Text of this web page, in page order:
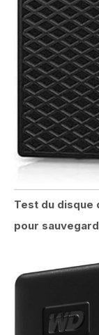
Test du disque
pour